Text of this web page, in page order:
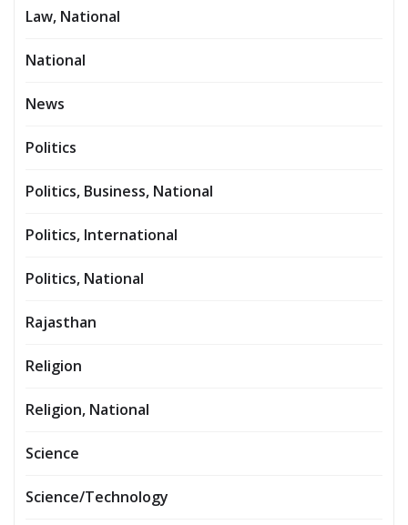
Law, National
National
News
Politics
Politics, Business, National
Politics, International
Politics, National
Rajasthan
Religion
Religion, National
Science
Science/Technology